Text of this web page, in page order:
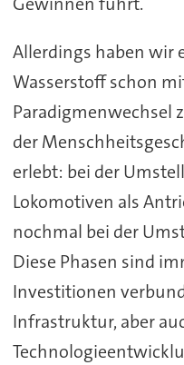
Allerdings haben wir
Wasserstoff schon
Paradigmenwechsel
der
erlebt: bei der
Lokomotiven als
nochmal bei der
Diese Phasen sind
Investitionen
Infrastruktur, aber